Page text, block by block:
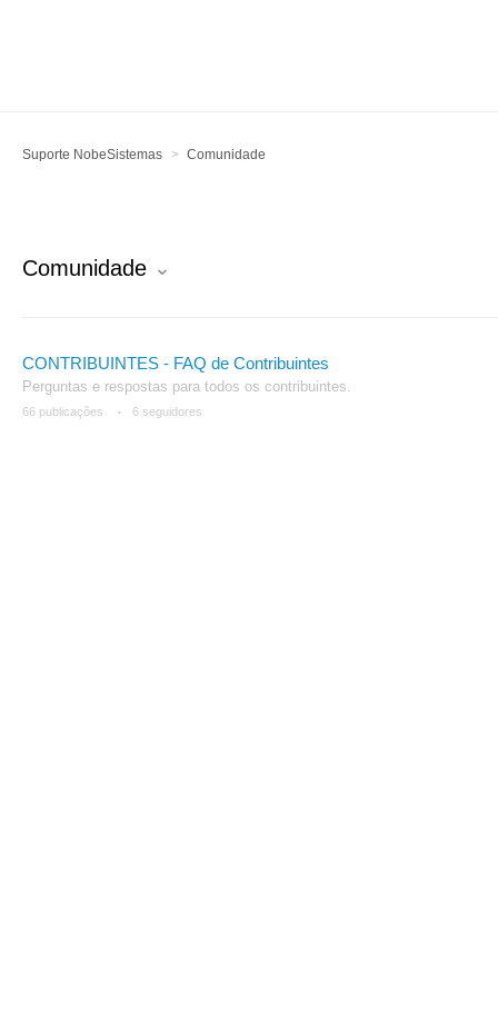
Suporte NobeSistemas Comunidade
Comunidade
CONTRIBUINTES - FAQ de Contribuintes
Perguntas e respostas para todos os contribuintes.
66 publicações 6 seguidores